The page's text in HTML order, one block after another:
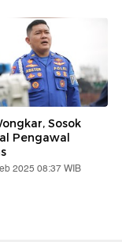
Sosok
Pengawal
2025 08:37 WIB